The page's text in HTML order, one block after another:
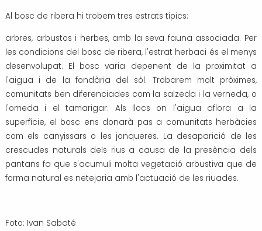
Al bosc de ribera hi trobem tres estrats típics:
arbres, arbustos i herbes, amb la seva fauna associada. Per
les condicions del bosc de ribera, l'estrat herbaci és el menys
desenvolupat. El bosc varia depenent de la proximitat a
l'aigua i de la fondària del sòl. Trobarem molt pròximes,
comunitats ben diferenciades com la salzeda i la verneda, o
l'omeda i el tamarigar. Als llocs on l'aigua aflora a la
superfície, el bosc ens donarà pas a comunitats herbàcies
com els canyissars o les jonqueres. La desaparició de les
crescudes naturals dels rius a causa de la presència dels
pantans fa que s'acumuli molta vegetació arbustiva que de
forma natural es netejaria amb l'actuació de les riuades.
Foto: Ivan Sabaté